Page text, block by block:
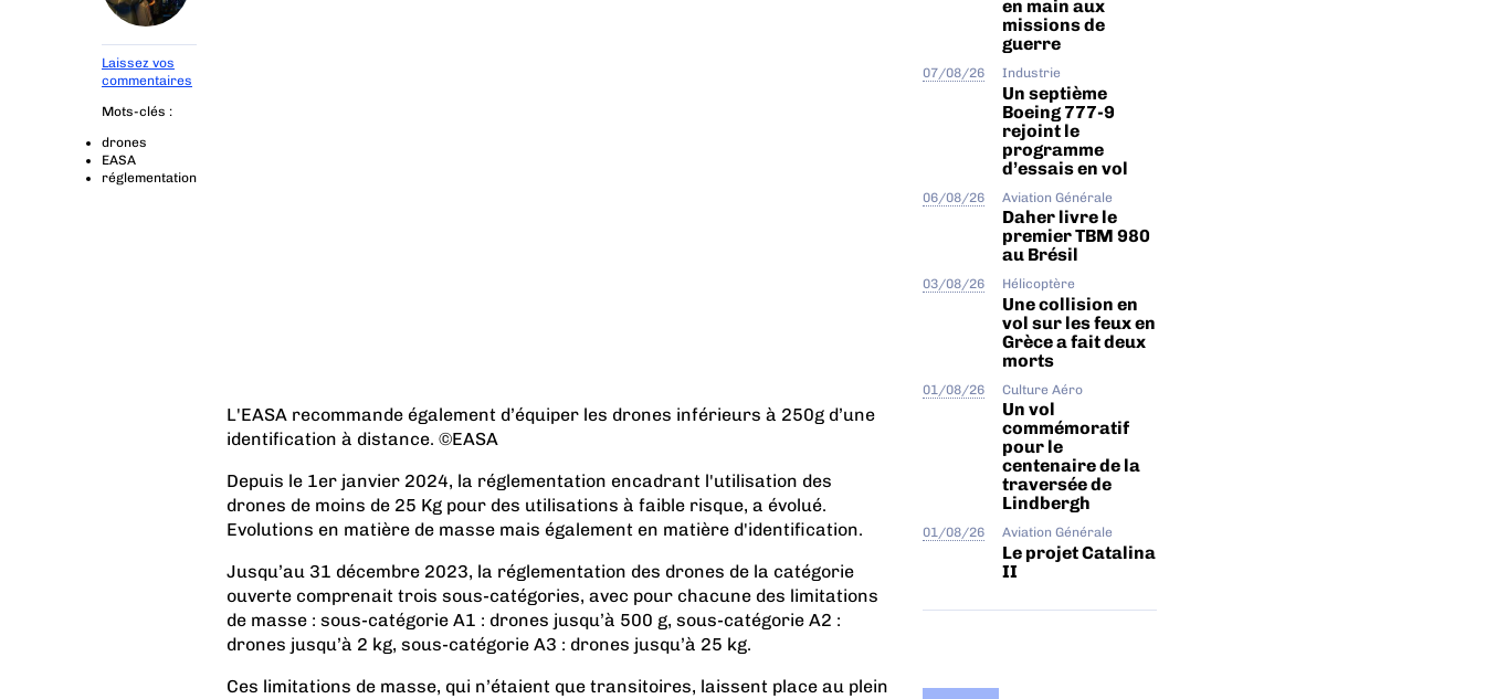
Laissez vos
commentaires
Mots-clés :
drones
EASA
réglementation
L'EASA recommande également d’équiper les drones inférieurs à 250g d’une
identification à distance. ©EASA
Depuis le 1er janvier 2024, la réglementation encadrant l'utilisation des
drones de moins de 25 Kg pour des utilisations à faible risque, a évolué.
Evolutions en matière de masse mais également en matière d'identification.
Jusqu’au 31 décembre 2023, la réglementation des drones de la catégorie
ouverte comprenait trois sous-catégories, avec pour chacune des limitations
de masse : sous-catégorie A1 : drones jusqu’à 500 g, sous-catégorie A2 :
drones jusqu’à 2 kg, sous-catégorie A3 : drones jusqu’à 25 kg.
Ces limitations de masse, qui n’étaient que transitoires, laissent place au plein
en main aux
missions de
guerre
07/08/26 Industrie
Un septième
Boeing 777-9
rejoint le
programme
d’essais en vol
06/08/26 Aviation Générale
Daher livre le
premier TBM 980
au Brésil
03/08/26 Hélicoptère
Une collision en
vol sur les feux en
Grèce a fait deux
morts
01/08/26 Culture Aéro
Un vol
commémoratif
pour le
centenaire de la
traversée de
Lindbergh
01/08/26 Aviation Générale
Le projet Catalina
II